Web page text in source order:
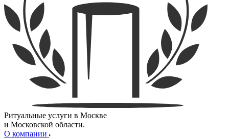
Ритуальные услуги в Москве
и Московской области.
О компании